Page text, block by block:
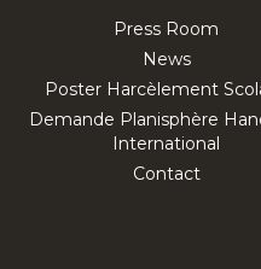
Press Room
News
Poster Harcèlement
Demande Planisphère
International
Contact